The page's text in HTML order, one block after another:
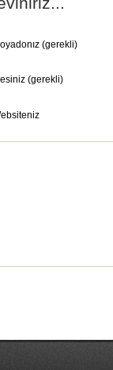
(gerekli)
(gerekli)